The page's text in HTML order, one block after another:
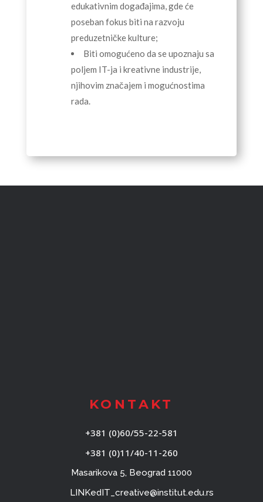
edukativnim događajima, gde će
poseban fokus biti na razvoju
preduzetničke kulture;
Biti omogućeno da se upoznaju sa
poljem IT-ja i kreativne industrije,
njihovim značajem i mogućnostima
rada.
KONTAKT
+381 (0)60/55-22-581
+381 (0)11/40-11-260
Masarikova 5, Beograd 11000
LINKedIT_creative@institut.edu.rs